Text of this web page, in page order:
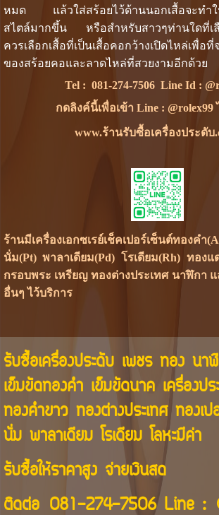
หมด แล้วใส่สร้อยไว้ด้านนอกเสื้อจะทำใ
สไตล์มากขึ้น หรือสำหรับสาวๆท่านใดที่เลื
ควรเลือกเสื้อที่เป็นเสื้อคอกว้างเปิดไหล่เพื่อ
ของสร้อยคอและลาดไหล่ที่สวยงามอีกด้วย
Tel : 081-274-7506Line Id :
กดลิงค์นี้เพื่อเข้า Line : @rolex99
www.ร้านรับซื้อเครื่องประดับ
ร้านมีเครื่องเอกซเรย์เช็คเปอร์เซ็นต์ทองคำ
นั่ม(Pt) พาลาเดียม(Pd) โรเดียม(Rh) ทองแ
กรอบพระ เหรียญ ทองต่างประเทศ นาฬิกา
อื่นๆ ไว้บริการ
รับซื้อเครื่องประดับ เพชร ทอง นาฬิ
เข็มขัดทองคำ เข็มขัดนาค เครื่องป
ทองคำขาว ทองต่างประเทศ ทองเ
นั่ม พาลาเดียม โรเดียม โลหะมีค่า
รับซื้อให้ราคาสูง จ่ายเงินสด
ติดต่อ 081-274-7506Line :